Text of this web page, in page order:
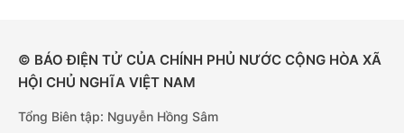
© BÁO ĐIỆN TỬ CỦA CHÍNH PHỦ NƯỚC CỘNG HÒA XÃ
HỘI CHỦ NGHĨA VIỆT NAM
Tổng Biên tập: Nguyễn Hồng Sâm